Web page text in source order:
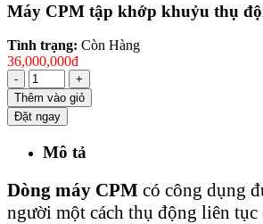
Máy CPM tập khớp khuỷu thụ
Tình trạng: Còn Hàng
36,000,000đ
-
+
Thêm vào giỏ
Đặt ngay
Mô tả
Dòng máy CPM có công dụng
người một cách thụ động liên